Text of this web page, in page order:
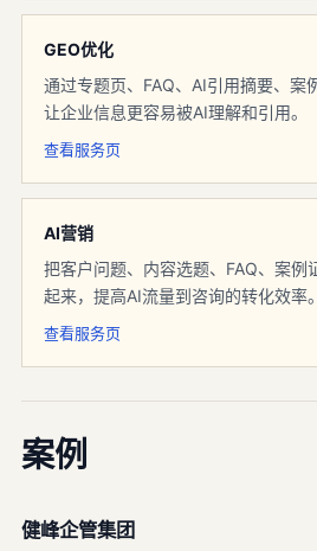
GEO优化
通过专题页、FAQ、AI引用摘要、案
让企业信息更容易被AI理解和引用。
查看服务页
AI营销
把客户问题、内容选题、FAQ、案例
起来，提高AI流量到咨询的转化效率。
查看服务页
案例
健峰企管集团